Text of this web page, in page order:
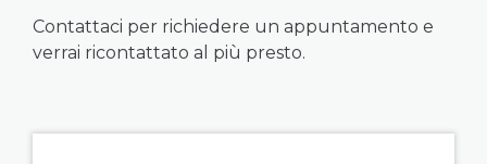
Contattaci per richiedere un appuntamento e
verrai ricontattato al più presto.